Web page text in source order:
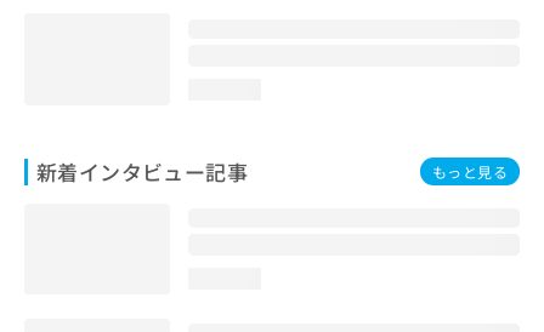
新着インタビュー記事 もっと見る